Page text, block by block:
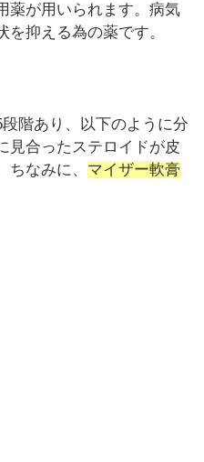
薬が用いられます。病気
抑える為の薬です。
階あり、以下のように分
見合ったステロイドが皮
ちなみに、 マイザー軟膏